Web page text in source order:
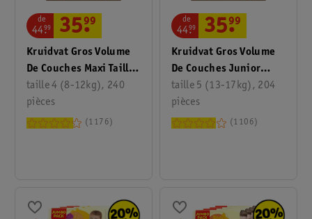
Kruidvat Gros Volume
De Couches Maxi Taille
4
taille 4 (8-12kg), 240
pièces
de
44.
99 35.
99
1176
Kruidvat Gros Volume
De Couches Junior
Taille 5
taille 5 (13-17kg), 204
pièces
de
44.
99 35.
99
1106